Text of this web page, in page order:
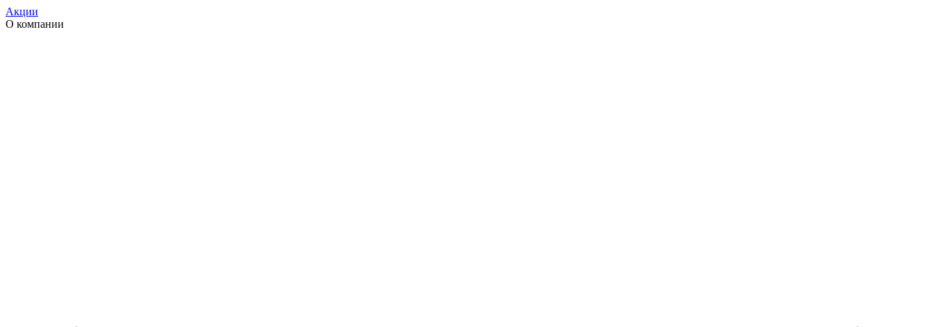
Акции
О компании